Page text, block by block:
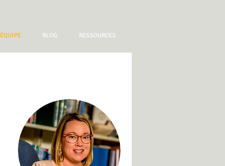
ÉQUIPE BLOG RESSOURCES